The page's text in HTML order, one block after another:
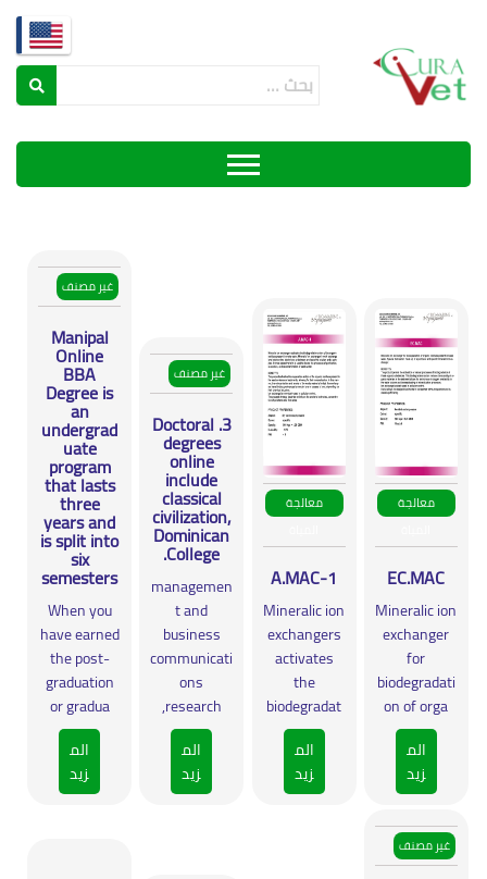
معالجة
EC.MAC
Mineralic ion
exchanger
for
biodegradati
on of orga
الم
زيد
معالجة
A.MAC-1
Mineralic ion
exchangers
activates
the
biodegradat
الم
زيد
غير مصنف
3. Doctoral
degrees
online
include
classical
civilization,
Dominican
College.
managemen
t and
business
communicati
ons
research,
الم
زيد
غير مصنف
Manipal
Online
BBA
Degree is
an
undergrad
uate
program
that lasts
three
years and
is split into
six
semesters
When you
have earned
the post-
graduation
or gradua
الم
زيد
غير مصنف